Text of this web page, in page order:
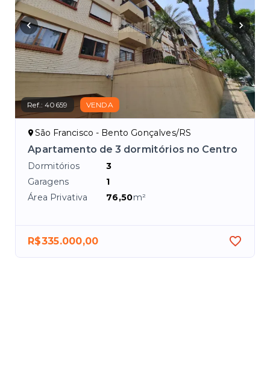
Ref.:40659 VENDA
São Francisco - Bento Gonçalves/RS
Apartamento de 3 dormitórios no Centro
Dormitórios
3
Garagens
1
Área Privativa
76,50m²
R$335.000,00